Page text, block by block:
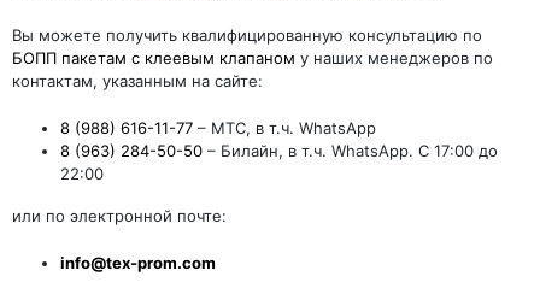
Вы можете получить квалифицированную консультацию по
БОПП пакетам с клеевым клапаном у наших менеджеров по
контактам, указанным на сайте:
8 (988) 616-11-77 – МТС, в т.ч. WhatsApp
8 (963) 284-50-50 – Билайн, в т.ч. WhatsApp. С 17:00 до
22:00
или по электронной почте:
info@tex-prom.com